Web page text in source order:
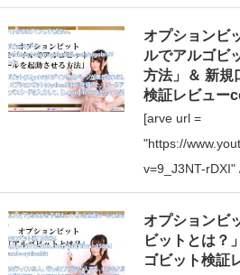
オプションビ
ルでアルゴビ
方法」＆ 新規
検証レビュー
[arve url =
"https://
v=9_J3NT-rDXI"
オプションビ
ビットとは？
ゴビット検証